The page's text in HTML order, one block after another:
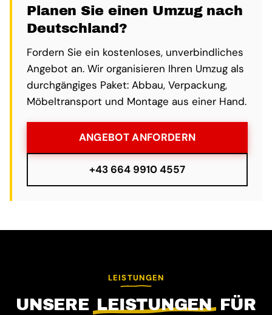
Planen Sie einen Umzug nach
Deutschland?
Fordern Sie ein kostenloses, unverbindliches
Angebot an. Wir organisieren Ihren Umzug als
durchgängiges Paket: Abbau, Verpackung,
Möbeltransport und Montage aus einer Hand.
ANGEBOT ANFORDERN
+43 664 9910 4557
LEISTUNGEN
UNSERE LEISTUNGENFÜR